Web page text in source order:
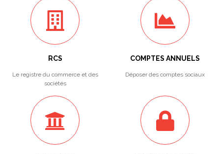
RCS
Le registre du commerce et des
sociétés
COMPTES ANNUELS
Déposer des comptes sociaux